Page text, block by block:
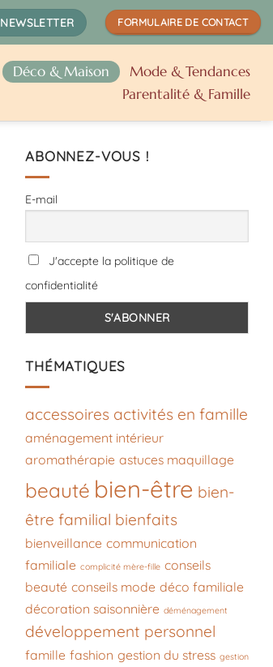
NEWSLETTER FORMULAIRE DE CONTACT
Déco & Maison
Mode & Tendances
Parentalité & Famille
ABONNEZ-VOUS !
E-mail
J'accepte la politique de
confidentialité
THÉMATIQUES
accessoires activités en famille
aménagement intérieur
aromathérapie astuces maquillage
beauté bien-être bien-
être familial bienfaits
bienveillance communication
familiale complicité mère-fille conseils
beauté conseils mode déco familiale
décoration saisonnière déménagement
développement personnel
famille fashion gestion du stress gestion